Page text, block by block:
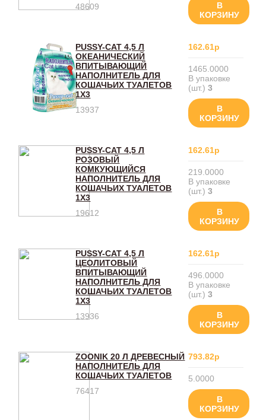
48609
В
КОРЗИНУ
PUSSY-CAT 4,5 Л
ОКЕАНИЧЕСКИЙ
ВПИТЫВАЮЩИЙ
НАПОЛНИТЕЛЬ ДЛЯ
КОШАЧЬИХ ТУАЛЕТОВ
1Х3
13937
162.61р
1465.0000
В упаковке
(шт.)3
В
КОРЗИНУ
PUSSY-CAT 4,5 Л
РОЗОВЫЙ
КОМКУЮЩИЙСЯ
НАПОЛНИТЕЛЬ ДЛЯ
КОШАЧЬИХ ТУАЛЕТОВ
1Х3
19612
162.61р
219.0000
В упаковке
(шт.)3
В
КОРЗИНУ
PUSSY-CAT 4,5 Л
ЦЕОЛИТОВЫЙ
ВПИТЫВАЮЩИЙ
НАПОЛНИТЕЛЬ ДЛЯ
КОШАЧЬИХ ТУАЛЕТОВ
1Х3
13936
162.61р
496.0000
В упаковке
(шт.)3
В
КОРЗИНУ
ZOONIK 20 Л ДРЕВЕСНЫЙ
НАПОЛНИТЕЛЬ ДЛЯ
КОШАЧЬИХ ТУАЛЕТОВ
76417
793.82р
5.0000
В
КОРЗИНУ